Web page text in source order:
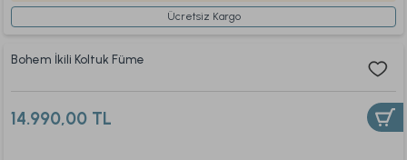
Ücretsiz Kargo
Bohem İkili Koltuk Füme
14.990,00 TL